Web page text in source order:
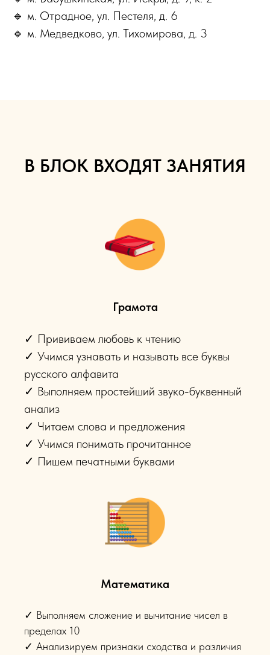
🔹 м. Отрадное, ул. Пестеля, д. 6
🔹 м. Медведково, ул. Тихомирова, д. 3
В БЛОК ВХОДЯТ ЗАНЯТИЯ
Грамота
✓ Прививаем любовь к чтению
✓ Учимся узнавать и называть все буквы
русского алфавита
✓ Выполняем простейший звуко-буквенный
анализ
✓ Читаем слова и предложения
✓ Учимся понимать прочитанное
✓ Пишем печатными буквами
Математика
✓ Выполняем сложение и вычитание чисел в
пределах 10
✓ Анализируем признаки сходства и различия